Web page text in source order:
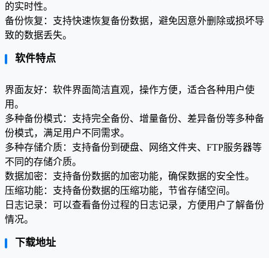
的实时性。
备份恢复：支持快速恢复备份数据，避免因意外删除或损坏导
致的数据丢失。
软件特点
界面友好：软件界面简洁直观，操作方便，适合各种用户使
用。
多种备份模式：支持完全备份、增量备份、差异备份等多种备
份模式，满足用户不同需求。
多种存储介质：支持备份到硬盘、网络文件夹、FTP服务器等
不同的存储介质。
数据加密：支持备份数据的加密功能，确保数据的安全性。
压缩功能：支持备份数据的压缩功能，节省存储空间。
日志记录：可以查看备份过程的日志记录，方便用户了解备份
情况。
下载地址